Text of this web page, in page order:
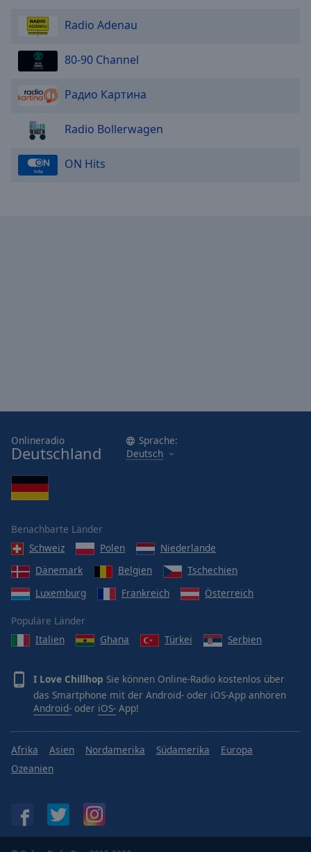
Radio Adenau
80-90 Channel
Радио Картина
Radio Bollerwagen
ON Hits
Onlineradio
Deutschland
Sprache:
Deutsch
Benachbarte Länder
Schweiz
Polen
Niederlande
Dänemark
Belgien
Tschechien
Luxemburg
Frankreich Österreich
Populäre Länder
Italien
Ghana Türkei Serbien
I Love Chillhop Sie können Online-Radio kostenlos über
das Smartphone mit der Android- oder iOS-App anhören
Android- oder iOS- App!
Afrika Asien Nordamerika Südamerika
Europa
Ozeanien